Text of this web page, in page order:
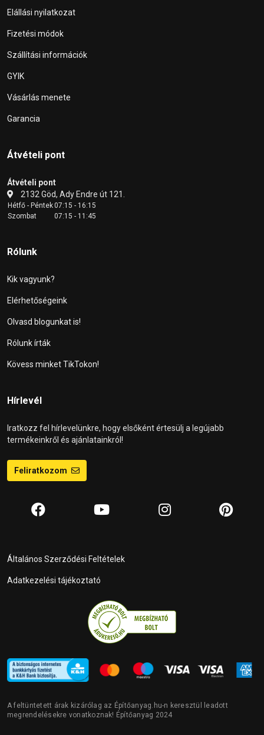
Elállási nyilatkozat
Fizetési módok
Szállítási információk
GYIK
Vásárlás menete
Garancia
Átvételi pont
Átvételi pont
2132 Göd, Ady Endre út 121.
Hétfő - Péntek07:15 - 16:15
Szombat
07:15 - 11:45
Rólunk
Kik vagyunk?
Elérhetőségeink
Olvasd blogunkat is!
Rólunk írták
Kövess minket TikTokon!
Hírlevél
Iratkozz fel hírlevelünkre, hogy elsőként értesülj a legújabb
termékeinkről és ajánlatainkról!
Feliratkozom
Általános Szerződési Feltételek
Adatkezelési tájékoztató
A feltüntetett árak kizárólag az Építőanyag.hu-n keresztül leadott
megrendelésekre vonatkoznak! Építőanyag 2024